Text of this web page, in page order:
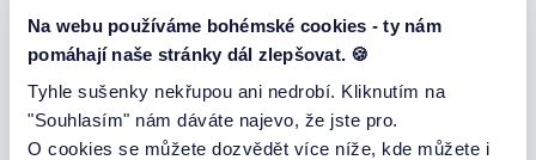
Na webu používáme bohémské cookies - ty nám
pomáhají naše stránky dál zlepšovat. 🍪
Tyhle sušenky nekřupou ani nedrobí. Kliknutím na
"Souhlasím" nám dáváte najevo, že jste pro.
O cookies se můžete dozvědět více níže, kde můžete i